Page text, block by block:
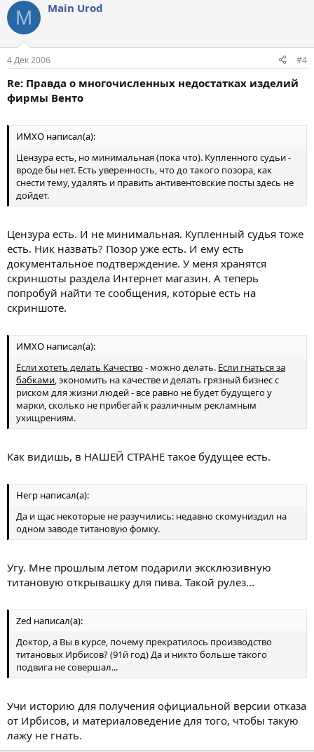
M Main Urod
4 Дек 2006 #4
Re: Правда о многочисленных недостатках изделий
фирмы Венто
ИМХО написал(а):
Цензура есть, но минимальная (пока что). Купленного судьи -
вроде бы нет. Есть уверенность, что до такого позора, как
снести тему, удалять и править антивентовские посты здесь не
дойдет.
Цензура есть. И не минимальная. Купленный судья тоже
есть. Ник назвать? Позор уже есть. И ему есть
документальное подтверждение. У меня хранятся
скриншоты раздела Интернет магазин. А теперь
попробуй найти те сообщения, которые есть на
скриншоте.
ИМХО написал(а):
Если хотеть делать Качество- можно делать. Если гнаться за
бабками, экономить на качестве и делать грязный бизнес с
риском для жизни людей - все равно не будет будущего у
марки, сколько не прибегай к различным рекламным
ухищрениям.
Как видишь, в НАШЕЙ СТРАНЕ такое будущее есть.
Негр написал(а):
Да и щас некоторые не разучились: недавно скомуниздил на
одном заводе титановую фомку.
Угу. Мне прошлым летом подарили эксклюзивную
титановую открывашку для пива. Такой рулез...
Zed написал(а):
Доктор, а Вы в курсе, почему прекратилось производство
титановых Ирбисов? (91й год) Да и никто больше такого
подвига не совершал...
Учи историю для получения официальной версии отказа
от Ирбисов, и материаловедение для того, чтобы такую
лажу не гнать.